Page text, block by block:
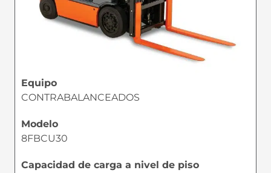
Equipo
CONTRABALANCEADOS
Modelo
8FBCU30
Capacidad de carga a nivel de piso